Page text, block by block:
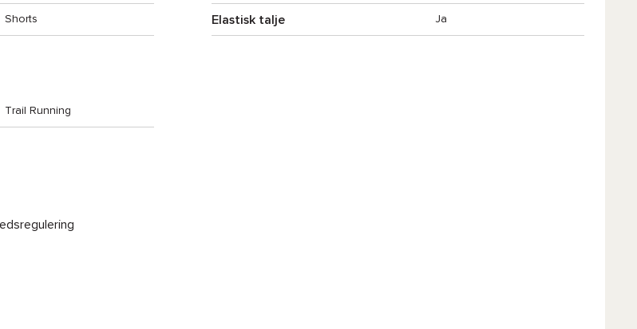
Shorts Elastisk talje Ja
Trail Running